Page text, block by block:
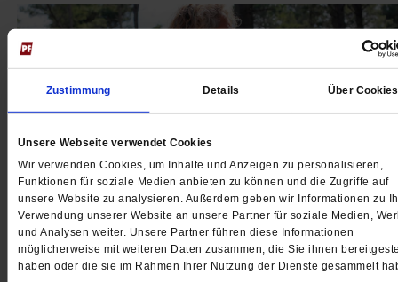
Zustimmung Details Über Cookies
Unsere Webseite verwendet Cookies
Wir verwenden Cookies, um Inhalte und Anzeigen zu personalisieren,
Funktionen für soziale Medien anbieten zu können und die Zugriffe auf
unsere Website zu analysieren. Außerdem geben wir Informationen zu
Verwendung unserer Website an unsere Partner für soziale Medien,
und Analysen weiter. Unsere Partner führen diese Informationen
möglicherweise mit weiteren Daten zusammen, die Sie ihnen
haben oder die sie im Rahmen Ihrer Nutzung der Dienste gesammelt
Die Hüterin des Waldes